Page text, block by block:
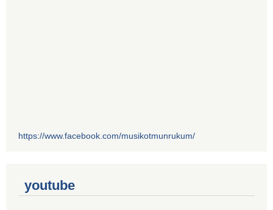
https://www.facebook.com/musikotmunrukum/
youtube